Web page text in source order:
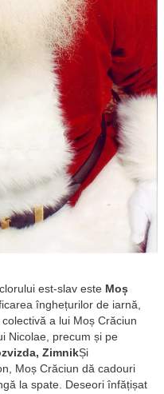
est-slav este Moș
înghețurilor de iarnă,
a lui Moș Crăciun
Nicolae, precum și pe
ZimnikȘi
Moș Crăciun dă cadouri
la spate. Deseori înfățișat